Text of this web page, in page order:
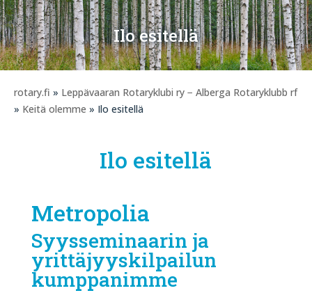
Ilo esitellä
rotary.fi » Leppävaaran Rotaryklubi ry − Alberga Rotaryklubb rf
» Keitä olemme » Ilo esitellä
Ilo esitellä
Metropolia
Syysseminaarin ja
yrittäjyyskilpailun
kumppanimme